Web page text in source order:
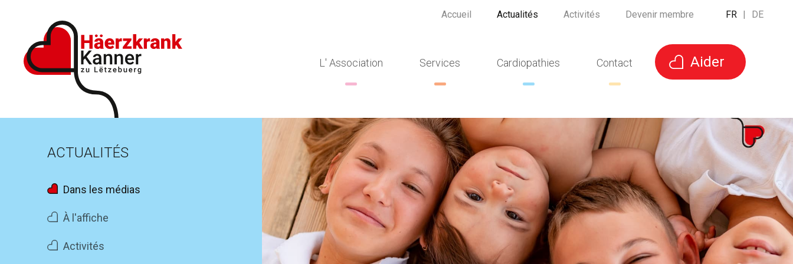
Accueil Actualités Activités Devenir membre FR | DE
L' Association Services Cardiopathies Contact Aider
ACTUALITÉS
Dans les médias
À l'affiche
Activités